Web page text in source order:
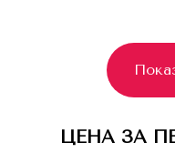
ЦЕНА ЗА